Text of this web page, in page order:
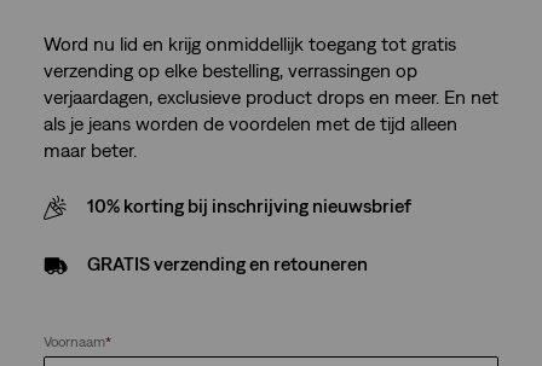
Word nu lid en krijg onmiddellijk toegang tot gratis
verzending op elke bestelling, verrassingen op
verjaardagen, exclusieve product drops en meer. En net
als je jeans worden de voordelen met de tijd alleen
maar beter.
10% korting bij inschrijving nieuwsbrief
GRATIS verzending en retouneren
Voornaam*